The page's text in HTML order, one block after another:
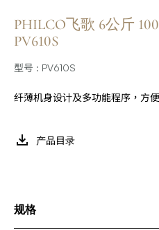
PHILCO飞歌 6公斤
PV610S
型号 : PV610S
纤薄机身设计及多功能程序，方
产品目录
规格